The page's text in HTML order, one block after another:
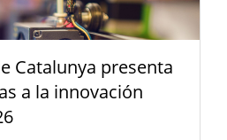
Catalunya presenta
a la innovación